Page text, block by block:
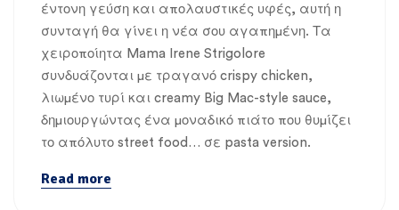
έντονη γεύση και απολαυστικές υφές, αυτή η
συνταγή θα γίνει η νέα σου αγαπημένη. Τα
χειροποίητα Mama Irene Strigolore
συνδυάζονται με τραγανό crispy chicken,
λιωμένο τυρί και creamy Big Mac-style sauce,
δημιουργώντας ένα μοναδικό πιάτο που θυμίζει
το απόλυτο street food… σε pasta version.
Read more